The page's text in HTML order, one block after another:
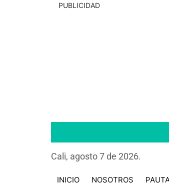
PUBLICIDAD
Cali, agosto 7 de 2026.
INICIO NOSOTROS